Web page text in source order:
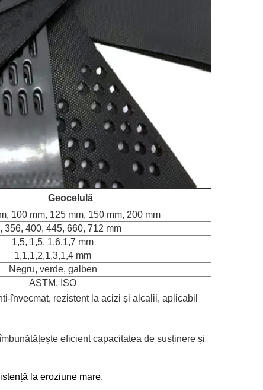
Geocelulă
100 mm, 125 mm, 150 mm, 200 mm
356, 400, 445, 660, 712 mm
1,5, 1,5, 1,6,1,7 mm
1,1,1,2,1,3,1,4 mm
Negru, verde, galben
ASTM, ISO
învecmat, rezistent la acizi și alcalii, aplicabil
eficient capacitatea de susținere și
la eroziune mare.